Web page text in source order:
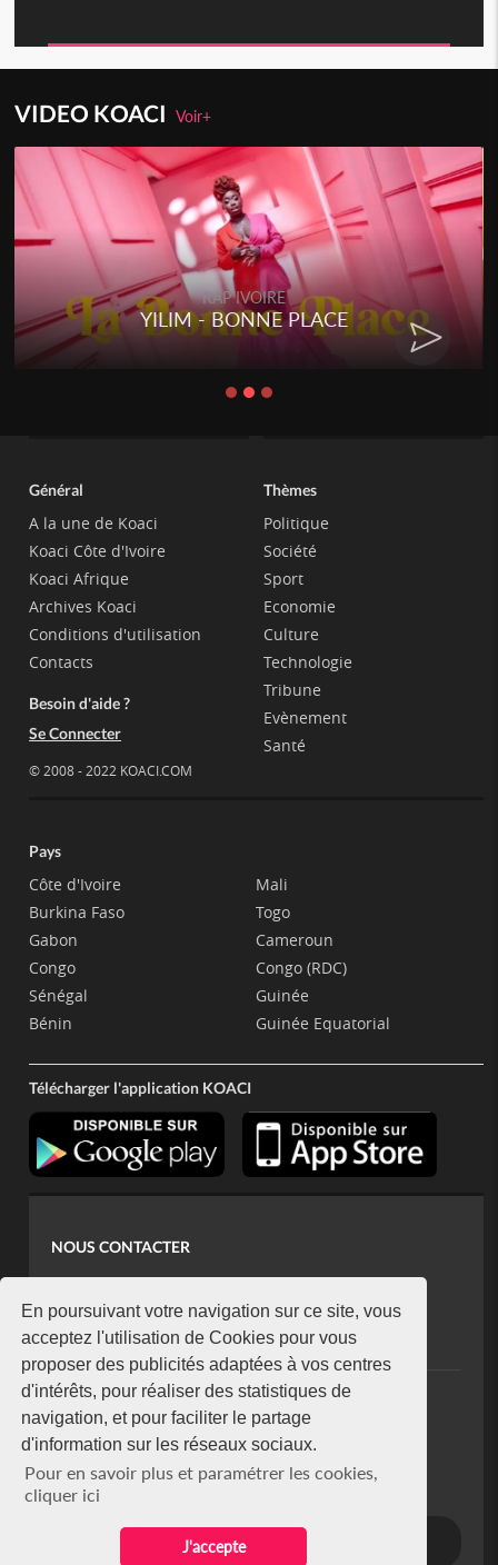
En poursuivant votre navigation sur ce site, vous
acceptez l'utilisation de Cookies pour vous
proposer des publicités adaptées à vos centres
d'intérêts, pour réaliser des statistiques de
navigation, et pour faciliter le partage
d'information sur les réseaux sociaux.
Pour en savoir plus et paramétrer les cookies,
cliquer ici
J'accepte
VIDEO KOACIVoir+
RAP IVOIRE
YILIM - BONNE PLACE
Général
A la une de Koaci
Koaci Côte d'Ivoire
Koaci Afrique
Archives Koaci
Conditions d'utilisation
Contacts
Besoin d'aide ?
Se Connecter
© 2008 - 2022 KOACI.COM
Thèmes
Politique
Société
Sport
Economie
Culture
Technologie
Tribune
Evènement
Santé
Pays
Côte d'Ivoire
Burkina Faso
Gabon
Congo
Sénégal
Bénin
Mali
Togo
Cameroun
Congo (RDC)
Guinée
Guinée Equatorial
Télécharger l'application KOACI
NOUS CONTACTER
koaci@yahoo.fr
+225 07 08 85 52 93
NEWSLETTER
Restez connecté via notre newsletter
S'abonner
Se désabonner